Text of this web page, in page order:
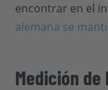
encontrar en el
alemana se
Medición